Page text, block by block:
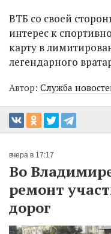
ВТБ со своей
интерес к
карту в
легендарного
Автор: Служба
вчера в 17:17
Во
ремонт
дорог